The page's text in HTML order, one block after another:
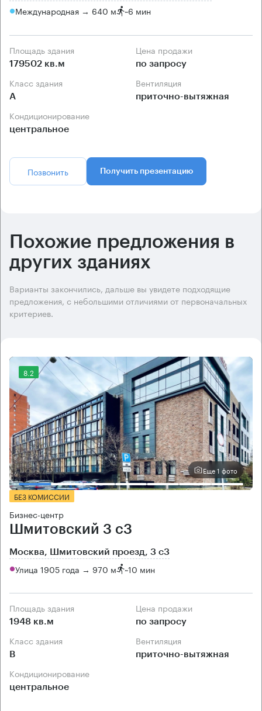
Международная → 640 м ~6 мин
Площадь здания
179502 кв.м
Цена продажи
по запросу
Класс здания
А
Вентиляция
приточно-вытяжная
Кондиционирование
центральное
Позвонить Получить презентацию
Похожие предложения в
других зданиях
Варианты закончились, дальше вы увидете подходящие
предложения, с небольшими отличиями от первоначальных
критериев.
8.2
Еще 1 фото
БЕЗ КОМИССИИ
Бизнес-центр
Шмитовский 3 с3
Москва, Шмитовский проезд, 3 с3
Улица 1905 года → 970 м ~10 мин
Площадь здания
1948 кв.м
Цена продажи
по запросу
Класс здания
B
Вентиляция
приточно-вытяжная
Кондиционирование
центральное